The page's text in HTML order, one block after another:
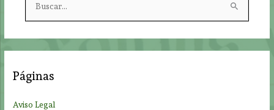
c
r
Páginas
Aviso Legal